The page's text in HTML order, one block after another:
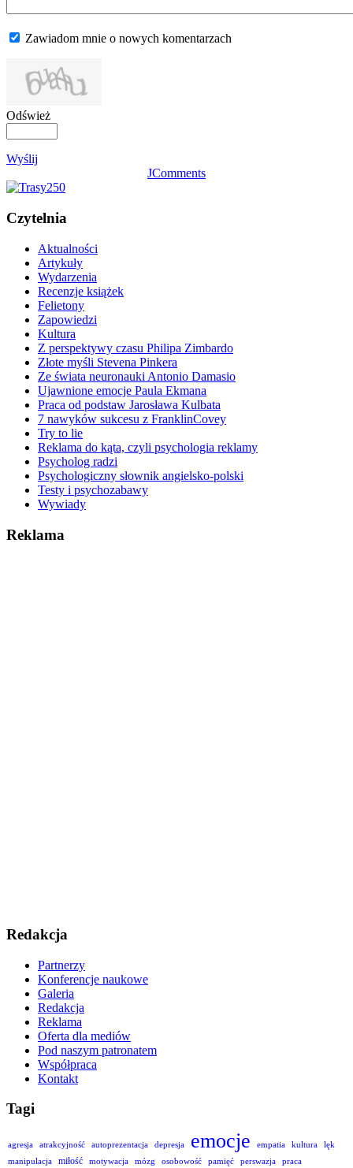
Zawiadom mnie o nowych komentarzach
Odśwież
Wyślij
JComments
Czytelnia
Aktualności
Artykuły
Wydarzenia
Recenzje książek
Felietony
Zapowiedzi
Kultura
Z perspektywy czasu Philipa Zimbardo
Złote myśli Stevena Pinkera
Ze świata neuronauki Antonio Damasio
Ujawnione emocje Paula Ekmana
Praca od podstaw Jarosława Kulbata
7 nawyków sukcesu z FranklinCovey
Try to lie
Reklama do kąta, czyli psychologia reklamy
Psycholog radzi
Psychologiczny słownik angielsko-polski
Testy i psychozabawy
Wywiady
Reklama
Redakcja
Partnerzy
Konferencje naukowe
Galeria
Redakcja
Reklama
Oferta dla mediów
Pod naszym patronatem
Współpraca
Kontakt
Tagi
agresja atrakcyjność autoprezentacja depresja emocje empatia kultura
lęk
manipulacja
miłość motywacja mózg osobowość pamięć perswazja
praca